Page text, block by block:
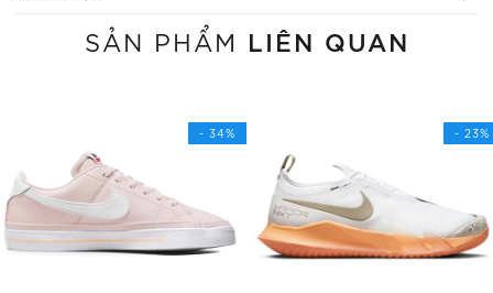
SẢN PHẨM LIÊN QUAN
- 34% - 23%